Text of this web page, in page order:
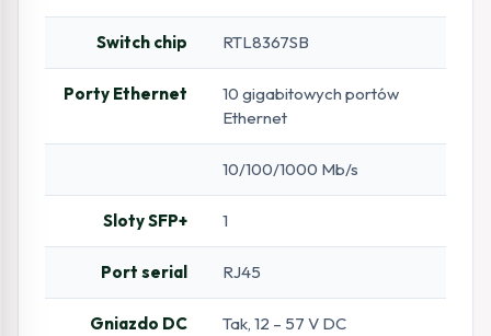
Switch chip RTL8367SB
Porty Ethernet
10 gigabitowych portów
Ethernet
10/100/1000 Mb/s
Sloty SFP+ 1
Port serial RJ45
Gniazdo DC Tak, 12 – 57 V DC